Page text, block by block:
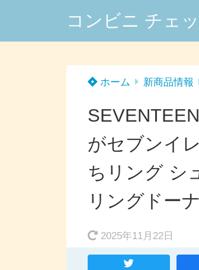
コンビニ チェ
ホーム 新商品情報
がセブンイ
ちリング シ
リングドー
2025年11月22日